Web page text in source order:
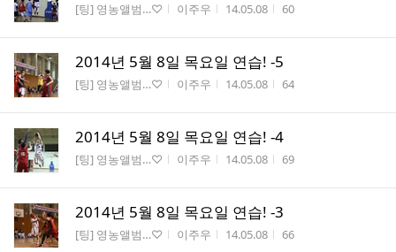
게시판명
[팅] 영농앨범…♡ 작성자
이주우 작성시간
14.05.08 조회수
60
2014년 5월 8일 목요일 연습! -5
게시판명
[팅] 영농앨범…♡ 작성자
이주우 작성시간
14.05.08 조회수
64
2014년 5월 8일 목요일 연습! -4
게시판명
[팅] 영농앨범…♡ 작성자
이주우 작성시간
14.05.08 조회수
69
2014년 5월 8일 목요일 연습! -3
게시판명
[팅] 영농앨범…♡ 작성자
이주우 작성시간
14.05.08 조회수
66